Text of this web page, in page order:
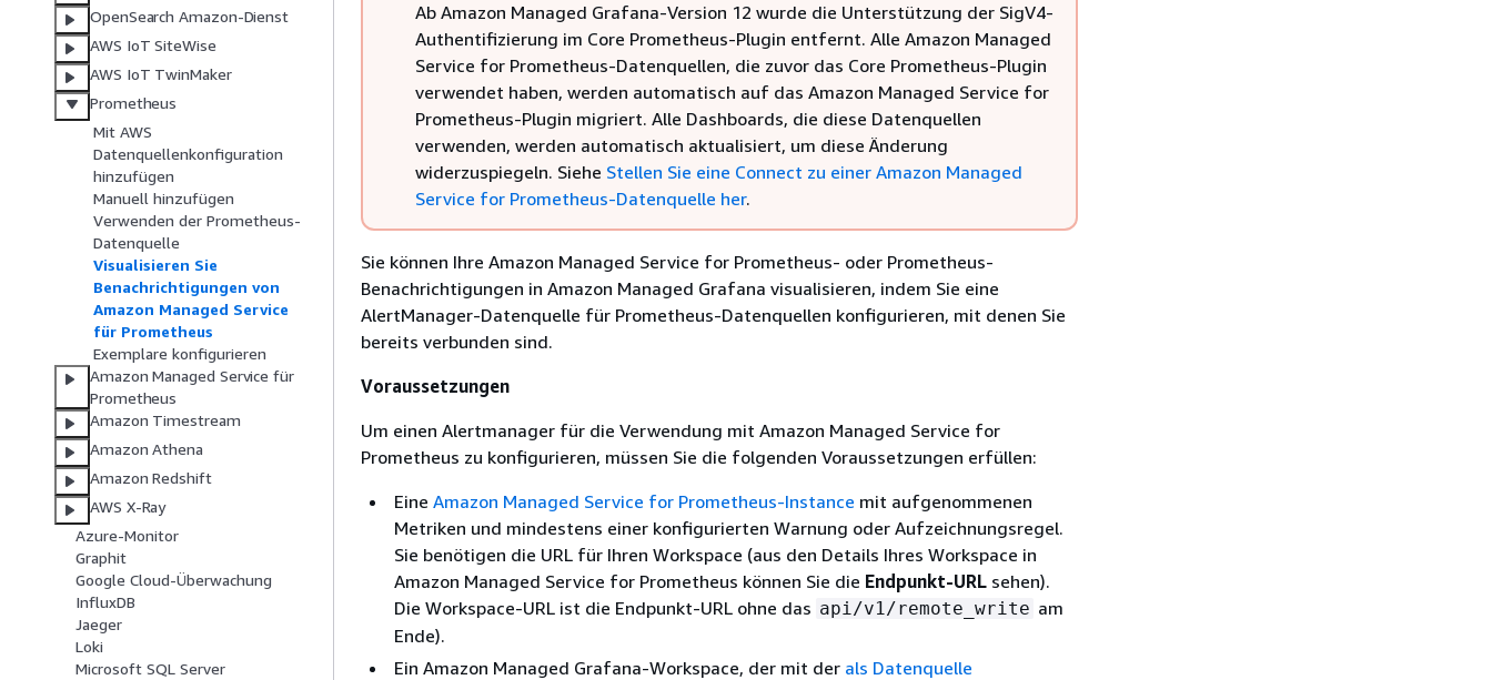
OpenSearch Amazon-Dienst
AWS IoT SiteWise
AWS IoT TwinMaker
Prometheus
Mit AWS
Datenquellenkonfiguration
hinzufügen
Manuell hinzufügen
Verwenden der Prometheus-
Datenquelle
Visualisieren Sie
Benachrichtigungen von
Amazon Managed Service
für Prometheus
Exemplare konfigurieren
Amazon Managed Service für
Prometheus
Amazon Timestream
Amazon Athena
Amazon Redshift
AWS X-Ray
Azure-Monitor
Graphit
Google Cloud-Überwachung
InfluxDB
Jaeger
Loki
Microsoft SQL Server
Ab Amazon Managed Grafana-Version 12 wurde die Unterstützung der SigV4-
Authentifizierung im Core Prometheus-Plugin entfernt. Alle Amazon Managed
Service for Prometheus-Datenquellen, die zuvor das Core Prometheus-Plugin
verwendet haben, werden automatisch auf das Amazon Managed Service for
Prometheus-Plugin migriert. Alle Dashboards, die diese Datenquellen
verwenden, werden automatisch aktualisiert, um diese Änderung
widerzuspiegeln. Siehe Stellen Sie eine Connect zu einer Amazon Managed
Service for Prometheus-Datenquelle her.
Sie können Ihre Amazon Managed Service for Prometheus- oder Prometheus-
Benachrichtigungen in Amazon Managed Grafana visualisieren, indem Sie eine
AlertManager-Datenquelle für Prometheus-Datenquellen konfigurieren, mit denen Sie
bereits verbunden sind.
Voraussetzungen
Um einen Alertmanager für die Verwendung mit Amazon Managed Service for
Prometheus zu konfigurieren, müssen Sie die folgenden Voraussetzungen erfüllen:
Eine Amazon Managed Service for Prometheus-Instance mit aufgenommenen
Metriken und mindestens einer konfigurierten Warnung oder Aufzeichnungsregel.
Sie benötigen die URL für Ihren Workspace (aus den Details Ihres Workspace in
Amazon Managed Service for Prometheus können Sie die Endpunkt-URL sehen).
Die Workspace-URL ist die Endpunkt-URL ohne das api/v1/remote_write am
Ende).
Ein Amazon Managed Grafana-Workspace, der mit der als Datenquelle